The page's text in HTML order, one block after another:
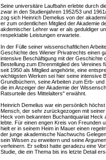
Seine universitäre Laufbahn erlebte durch
zwar in den Studienjahren 1952/53 und
zog sich Heinrich Demelius von der
er zum ordentlichen Mitglied der Akademie
akdemischer Lehrer war er als geduldiger
respektable Leistungen erwartete.
In der Fülle seiner wissenschaftlichen
Geschichte des Wiener Privatrechts einen
intensive Beschäftigung mit der Geschichte
Bestellung zum Ehrenmitglied des Vereines
seit 1950 als Mitglied angehörte, eine
wichtigsten Werken sei hier seine intensive
Grundbüchern, seine Arbeiten zum Erb-
die im Anzeiger der Akademie der
Ratsurteile des Mittelalters" erwähnt.
Heinrich Demelius war ein persönlich
Mensch, der sehr zurückgezogen mit
Heck vom bekannten Buchantiquariat Heck
lebte. Für einen engen Kreis von Freunden
hielt er in seinem Heim in Mauer einen
der junge akademische Nachwuchs
sein Wissen zu erweitern und seine
verfeinern. Er selbst hatte geradezu eine
Studie, die ein Thema bis ins letzte Detail